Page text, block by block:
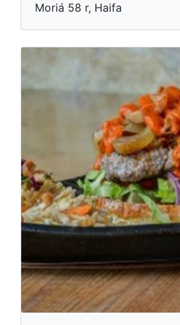
Moriá 58 r, Haifa